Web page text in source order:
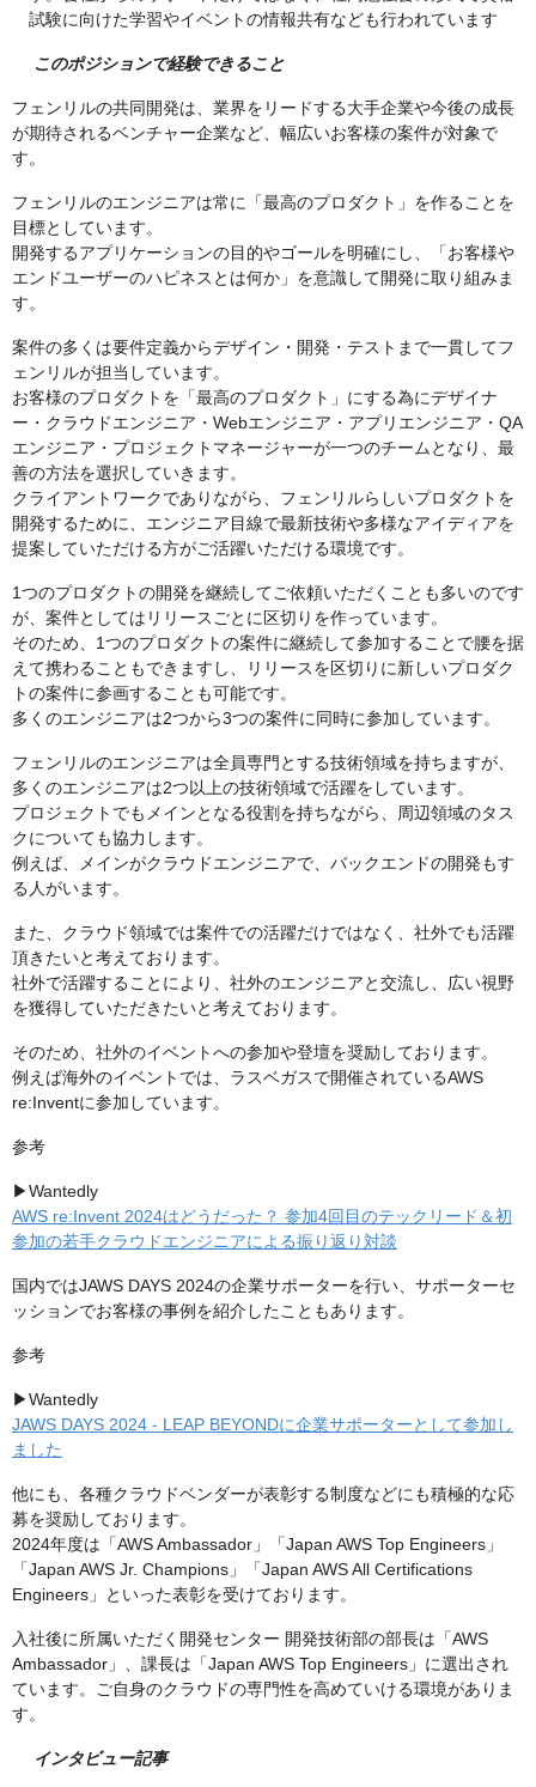
試験に向けた学習やイベントの情報共有なども行われています
このポジションで経験できること
フェンリルの共同開発は、業界をリードする大手企業や今後の成長
が期待されるベンチャー企業など、幅広いお客様の案件が対象で
す。
フェンリルのエンジニアは常に「最高のプロダクト」を作ることを
目標としています。
開発するアプリケーションの目的やゴールを明確にし、「お客様や
エンドユーザーのハピネスとは何か」を意識して開発に取り組みま
す。
案件の多くは要件定義からデザイン・開発・テストまで一貫してフ
ェンリルが担当しています。
お客様のプロダクトを「最高のプロダクト」にする為にデザイナ
ー・クラウドエンジニア・Webエンジニア・アプリエンジニア・QA
エンジニア・プロジェクトマネージャーが一つのチームとなり、最
善の方法を選択していきます。
クライアントワークでありながら、フェンリルらしいプロダクトを
開発するために、エンジニア目線で最新技術や多様なアイディアを
提案していただける方がご活躍いただける環境です。
1つのプロダクトの開発を継続してご依頼いただくことも多いのです
が、案件としてはリリースごとに区切りを作っています。
そのため、1つのプロダクトの案件に継続して参加することで腰を据
えて携わることもできますし、リリースを区切りに新しいプロダク
トの案件に参画することも可能です。
多くのエンジニアは2つから3つの案件に同時に参加しています。
フェンリルのエンジニアは全員専門とする技術領域を持ちますが、
多くのエンジニアは2つ以上の技術領域で活躍をしています。
プロジェクトでもメインとなる役割を持ちながら、周辺領域のタス
クについても協力します。
例えば、メインがクラウドエンジニアで、バックエンドの開発もす
る人がいます。
また、クラウド領域では案件での活躍だけではなく、社外でも活躍
頂きたいと考えております。
社外で活躍することにより、社外のエンジニアと交流し、広い視野
を獲得していただきたいと考えております。
そのため、社外のイベントへの参加や登壇を奨励しております。
例えば海外のイベントでは、ラスベガスで開催されているAWS
re:Inventに参加しています。
参考
▶︎Wantedly
AWS re:Invent 2024はどうだった？ 参加4回目のテックリード＆初
参加の若手クラウドエンジニアによる振り返り対談
国内ではJAWS DAYS 2024の企業サポーターを行い、サポーターセ
ッションでお客様の事例を紹介したこともあります。
参考
▶︎Wantedly
JAWS DAYS 2024 - LEAP BEYONDに企業サポーターとして参加し
ました
他にも、各種クラウドベンダーが表彰する制度などにも積極的な応
募を奨励しております。
2024年度は「AWS Ambassador」「Japan AWS Top Engineers」
「Japan AWS Jr. Champions」「Japan AWS All Certifications
Engineers」といった表彰を受けております。
入社後に所属いただく開発センター 開発技術部の部長は「AWS
Ambassador」、課長は「Japan AWS Top Engineers」に選出され
ています。ご自身のクラウドの専門性を高めていける環境がありま
す。
インタビュー記事